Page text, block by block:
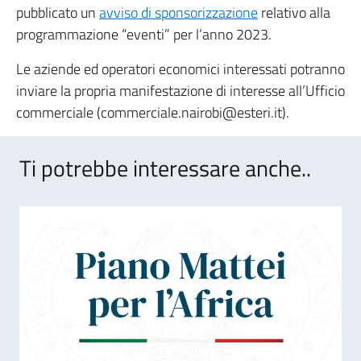
pubblicato unavviso di sponsorizzazionerelativo alla
programmazione “eventi” per l’anno 2023.
Le aziende ed operatori economici interessati potranno
inviare la propria manifestazione di interesse all’Ufficio
commerciale (commerciale.nairobi@esteri.it).
Ti potrebbe interessare anche..